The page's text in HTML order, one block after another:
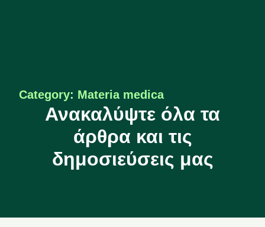
Category: Materia medica
Ανακαλύψτε όλα τα
άρθρα και τις
δημοσιεύσεις μας